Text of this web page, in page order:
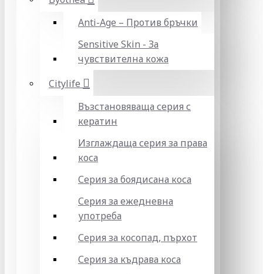
Anti-Age – Против бръчки
Sensitive Skin - За
чувствителна кожа
Citylife
Възстановяваща серия с
кератин
Изглаждаща серия за права
коса
Серия за боядисана коса
Серия за ежедневна
употреба
Серия за косопад, пърхот
Серия за къдрава коса